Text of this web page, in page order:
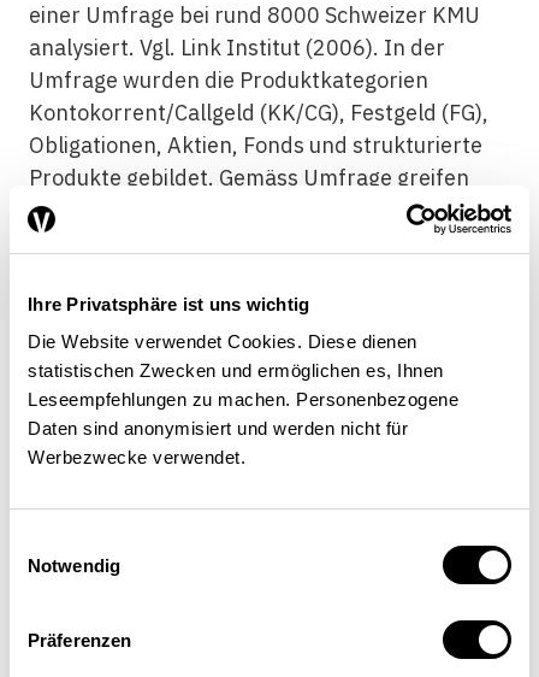
Ihre Privatsphäre ist uns wichtig
Die Website verwendet Cookies. Diese dienen
statistischen Zwecken und ermöglichen es, Ihnen
Leseempfehlungen zu machen. Personenbezogene
Daten sind anonymisiert und werden nicht für
Werbezwecke verwendet.
Notwendig
Präferenzen
einer Umfrage bei rund 8000 Schweizer KMU
analysiert. Vgl. Link Institut (2006). In der
Umfrage wurden die Produktkategorien
Kontokorrent/Callgeld (KK/CG), Festgeld (FG),
Obligationen, Aktien, Fonds und strukturierte
Produkte gebildet. Gemäss Umfrage greifen
55% der Unternehmen auf die Produktgruppe
Kontokorrent/Callgeld zurück. 13% nutzen
Fonds und 5% strukturierte Produkte.
Mehrfachnennungen sind möglich. Die Umfrage
wurde im Jahre 2006 durchgeführt. Bei den
strukturierten Produkten ist anzunehmen, dass
der Bekanntheitsgrad mittlerweile gestiegen ist
und entsprechend die Produktnutzung etwas
höher liegt. Gesamthaft betrachtet, machen
Produkte aus (siehe Grafik 4). Wird der
entfallen knapp 80% der Mittelbewirtschaftung